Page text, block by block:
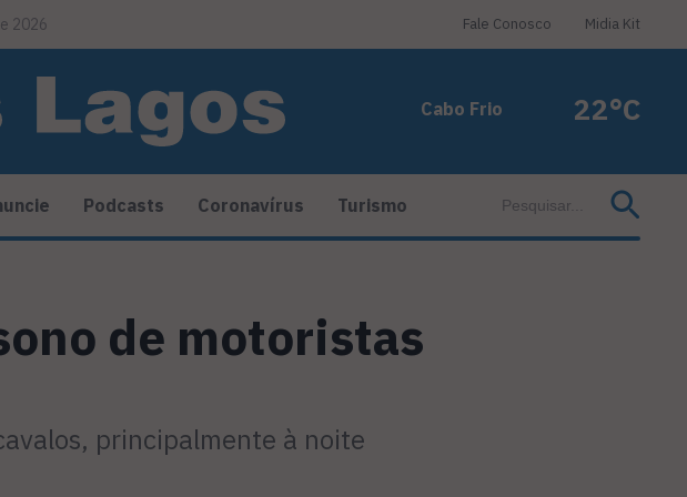
2026 Fale Conosco Midia Kit
Cabo Frio 22°C
Podcasts Coronavírus Turismo
de motoristas
principalmente à noite